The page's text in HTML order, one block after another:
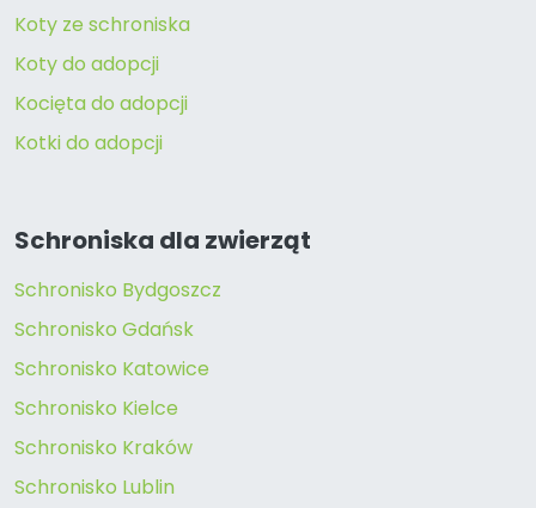
Koty ze schroniska
Koty do adopcji
Kocięta do adopcji
Kotki do adopcji
Schroniska dla zwierząt
Schronisko Bydgoszcz
Schronisko Gdańsk
Schronisko Katowice
Schronisko Kielce
Schronisko Kraków
Schronisko Lublin